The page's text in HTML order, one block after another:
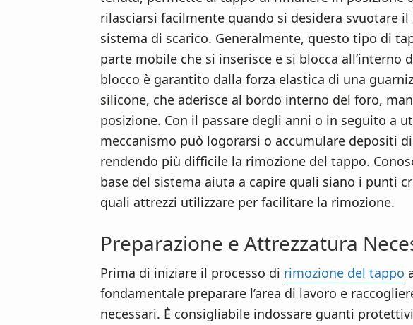
rilasciarsi facilmente quando si desidera svuotare
sistema di scarico. Generalmente, questo tipo di
parte mobile che si inserisce e si blocca all’interno
blocco è garantito dalla forza elastica di una
silicone, che aderisce al bordo interno del foro,
posizione. Con il passare degli anni o in seguito a
meccanismo può logorarsi o accumulare depositi
rendendo più difficile la rimozione del tappo.
base del sistema aiuta a capire quali siano i punti
quali attrezzi utilizzare per facilitare la rimozione.
Preparazione e Attrezzatura
Prima di iniziare il processo di rimozione del tappo
fondamentale preparare l’area di lavoro e
necessari. È consigliabile indossare guanti